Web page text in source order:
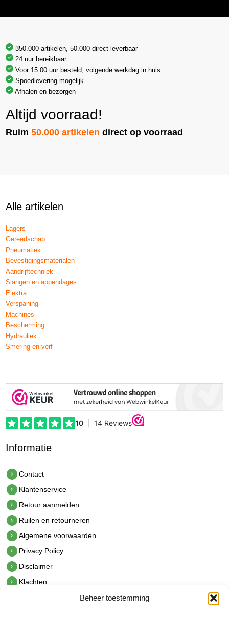
Beheer toestemming
350.000 artikelen, 50.000 direct leverbaar
24 uur bereikbaar
Voor 15:00 uur besteld, volgende werkdag in huis
Spoedlevering mogelijk
Afhalen en bezorgen
Altijd voorraad!
Ruim 50.000 artikelen direct op voorraad
Alle artikelen
Lagers
Gereedschap
Pneumatiek
Bevestigingsmaterialen
Aandrijftechniek
Slangen en appendages
Elektra
Verspaning
Machines
Bescherming
Hydrauliek
Smering en verf
Informatie
Contact
Klantenservice
Retour aanmelden
Ruilen en retourneren
Algemene voorwaarden
Privacy Policy
Disclaimer
Klachten